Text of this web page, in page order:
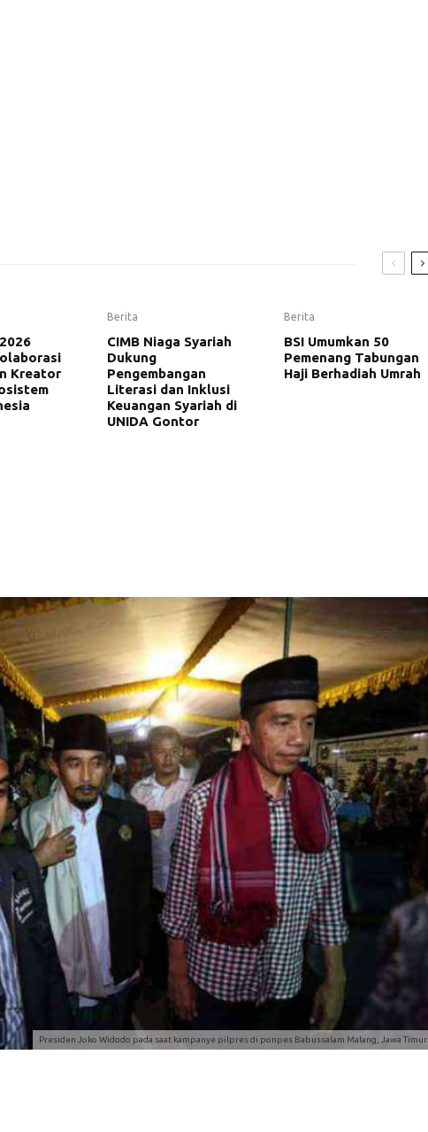
Kreator
Berita
CIMB Niaga Syariah
Dukung
Pengembangan
Literasi dan Inklusi
Keuangan Syariah di
UNIDA Gontor
Berita
BSI Umumkan 50
Pemenang Tabungan
Haji Berhadiah Umrah
Presiden Joko Widodo pada saat kampanye pilpres di ponpes Babussalam Malang, Jawa Timur.